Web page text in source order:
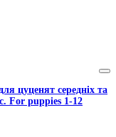
цуценят середніх та
For puppies 1-12